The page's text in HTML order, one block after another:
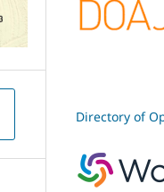
Directory of